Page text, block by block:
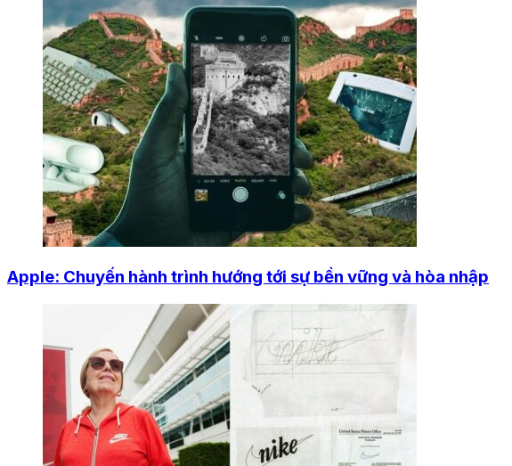
Apple: Chuyến hành trình hướng tới sự bền vững và hòa nhập